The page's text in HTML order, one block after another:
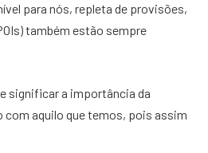
para nós, repleta de provisões,
também estão sempre
significar a importância da
com aquilo que temos, pois assim